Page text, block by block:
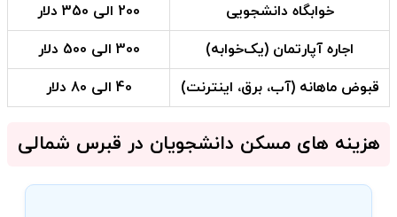
خوابگاه دانشجویی
200 الی 350 دلار
اجاره آپارتمان (یک‌خوابه)
300 الی 500 دلار
قبوض ماهانه (آب، برق، اینترنت)
40 الی 80 دلار
هزینه های مسکن دانشجویان در قبرس شمالی